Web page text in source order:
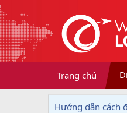
Trang chủ
Hướng dẫn cách